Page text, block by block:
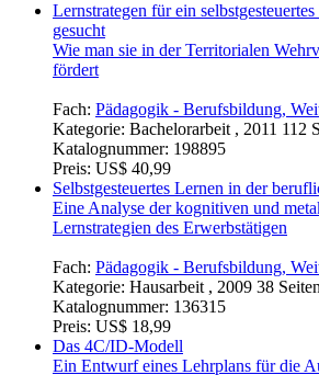
Lernstrategen für ein
gesucht
Wie man sie in der Territorialen
fördert
Fach: Pädagogik - Berufsbildung,
Kategorie: Bachelorarbeit , 2011 112
Katalognummer: 198895
Preis: US$ 40,99
Selbstgesteuertes Lernen in der
Eine Analyse der kognitiven und
Lernstrategien des Erwerbstätigen
Fach: Pädagogik - Berufsbildung,
Kategorie: Hausarbeit , 2009 38
Katalognummer: 136315
Preis: US$ 18,99
Das 4C/ID-Modell
Ein Entwurf eines Lehrplans für die